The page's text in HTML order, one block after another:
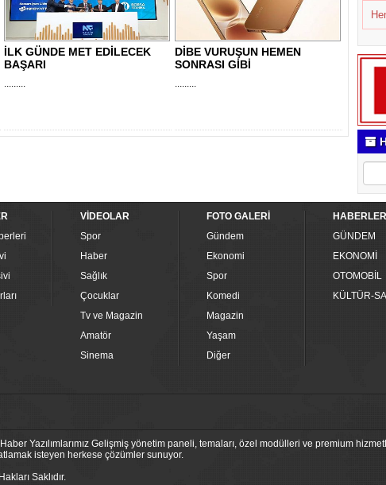
İLK GÜNDE MET EDİLECEK
BAŞARI
.........
DİBE VURUŞUN HEMEN
SONRASI GİBİ
.........
VİDEOLAR
Spor
Haber
Sağlık
Çocuklar
Tv ve Magazin
Amatör
Sinema
FOTO GALERİ
Gündem
Ekonomi
Spor
Komedi
Magazin
Yaşam
Diğer
HABERLER
GÜNDEM
EKONOMİ
OTOMOBİL
KÜLTÜR-
Yazılımlarımız Gelişmiş yönetim paneli, temaları, özel modülleri ve premium
isteyen herkese çözümler sunuyor.
Saklıdır.